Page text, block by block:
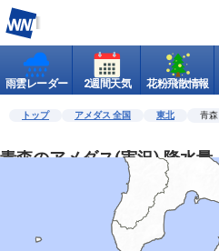
雨雲レーダー 2週間天気 花粉飛散情報
トップ アメダス 全国 東北 青森
青森のアメダス(実況) 降水量